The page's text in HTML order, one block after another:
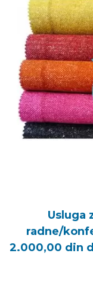
Usluga
radne/
2.000,00 din